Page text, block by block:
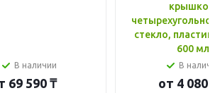
В наличии
69 590 ₸
крышкой,
стекло, пластик
600 мл
В
от 4 080 ₸